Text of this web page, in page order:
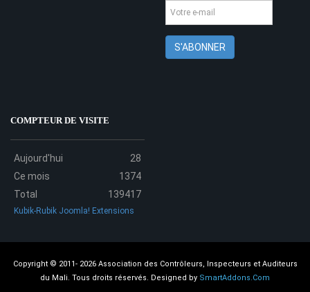
COMPTEUR DE VISITE
Aujourd'hui
28
Ce mois
1374
Total
139417
Kubik-Rubik Joomla! Extensions
Copyright © 2011- 2026 Association des Contrôleurs, Inspecteurs et Auditeurs
du Mali. Tous droits réservés. Designed by SmartAddons.Com